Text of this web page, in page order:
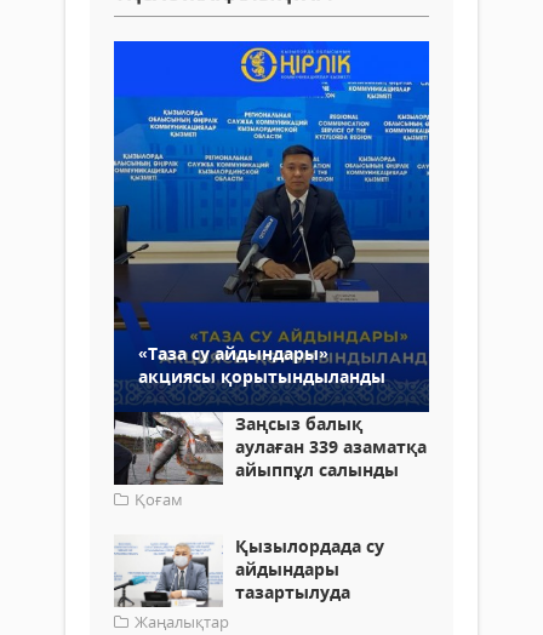
«Таза су айдындары»
акциясы қорытындыланды
Заңсыз балық
аулаған 339 азаматқа
айыппұл салынды
Қоғам
Қызылордада су
айдындары
тазартылуда
Жаңалықтар